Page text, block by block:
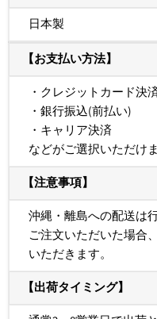
日本製
【お支払い方法】
・クレジットカード決
・銀行振込(前払い)
・キャリア決済
などがご選択いただけま
【注意事項】
沖縄・離島への配送は
ご注文いただいた場合
いただきます。
【出荷タイミング】